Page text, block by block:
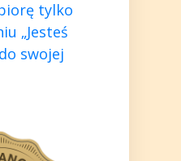
tylko
„Jesteś
swojej